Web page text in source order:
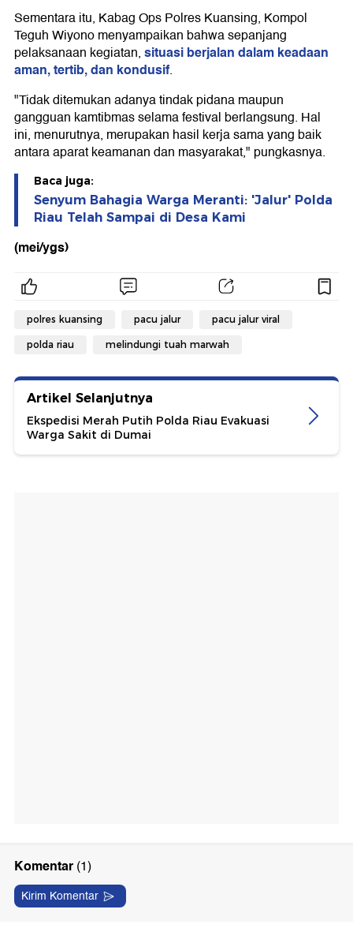
Sementara itu, Kabag Ops Polres Kuansing, Kompol
Teguh Wiyono menyampaikan bahwa sepanjang
pelaksanaan kegiatan,situasi berjalan dalam keadaan
aman, tertib, dan kondusif.
"Tidak ditemukan adanya tindak pidana maupun
gangguan kamtibmas selama festival berlangsung. Hal
ini, menurutnya, merupakan hasil kerja sama yang baik
antara aparat keamanan dan masyarakat," pungkasnya.
Baca juga:
Senyum Bahagia Warga Meranti: 'Jalur' Polda
Riau Telah Sampai di Desa Kami
(mei/ygs)
polres kuansing pacu jalur pacu jalur viral
polda riau melindungi tuah marwah
Artikel Selanjutnya
Ekspedisi Merah Putih Polda Riau Evakuasi
Warga Sakit di Dumai